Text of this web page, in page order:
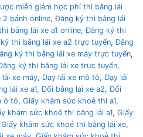
miễn giảm học phí thi bằng lái
bánh online,Đăng ký thi bằng lái
bằng lái xe a1 online,Đăng ký thi
thi bằng lái xe a2 trực tuyến,Đăng
ký thi bằng lái xe máy trực tuyến,
ký thi bằng lái xe trực tuyến,
lái xe máy, Dạy lái xe mô tô, Dạy lái
lái xe a1,Đổi bằng lái xe a2,Đổi
ô tô, Giấy khám sức khoẻ thi a1,
khám sức khoẻ thi bằng lái a1, Giấy
Giấy khám sức khoẻ thi bằng lái xe,